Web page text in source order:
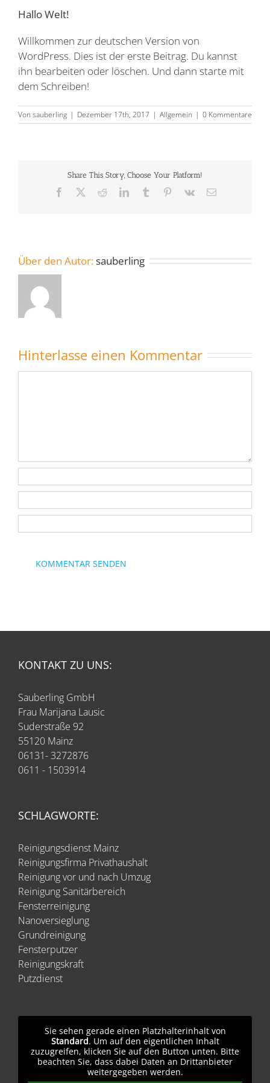
Hallo Welt!
Willkommen zur deutschen Version von
WordPress. Dies ist der erste Beitrag. Du kannst
ihn bearbeiten oder löschen. Und dann starte mit
dem Schreiben!
Von sauberling | Dezember 17th, 2017 | Allgemein | 0 Kommentare
Share This Story, Choose Your Platform!
Facebook RedditLinkedInTumblr Pinterest
Vk
E-
Über den Autor:sauberling
Hinterlasse einen Kommentar
KONTAKT ZU UNS:
Sauberling GmbH
Frau Marijana Lausic
Suderstraße 92
55120 Mainz
06131- 3272876
0611 - 1503914
SCHLAGWORTE:
Reinigungsdienst Mainz
Reinigungsfirma Privathaushalt
Reinigung vor und nach Umzug
Reinigung Sanitärbereich
Fensterreinigung
Nanoversieglung
Grundreinigung
Fensterputzer
Reinigungskraft
Putzdienst
Sie sehen gerade einen Platzhalterinhalt von
Standard. Um auf den eigentlichen Inhalt
zuzugreifen, klicken Sie auf den Button unten. Bitte
beachten Sie, dass dabei Daten an Drittanbieter
weitergegeben werden.